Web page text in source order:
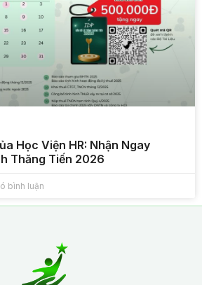
Học Viện HR: Nhận Ngay
Thăng Tiến 2026
bình luận